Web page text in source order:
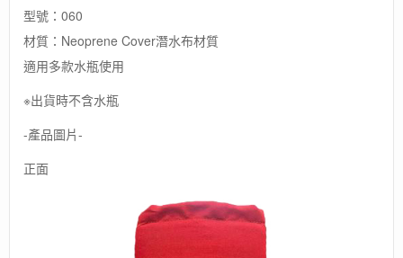
型號：060
材質：Neoprene Cover潛水布材質
適用多款水瓶使用
※出貨時不含水瓶
-產品圖片-
正面